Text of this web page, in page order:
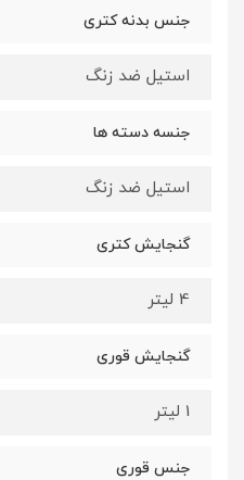
جنس بدنه کتری
استیل ضد زنگ
جنسه دسته ها
استیل ضد زنگ
گنجایش کتری
4 لیتر
گنجایش قوری
1 لیتر
جنس قوری